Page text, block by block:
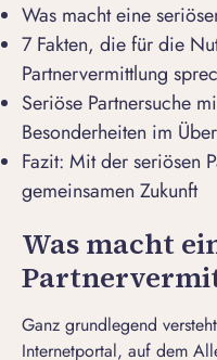
Was macht eine
7 Fakten, die für die
Partnervermittlung
Seriöse Partnersuche
Besonderheiten im
Fazit: Mit der seriösen
gemeinsamen Zukunft
Was macht
Ganz grundlegend
Internetportal, auf dem